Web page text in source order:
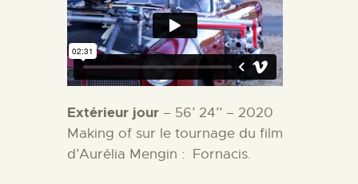
Extérieur jour – 56’ 24’’ – 2020
Making of sur le tournage du film
d’Aurélia Mengin : Fornacis.